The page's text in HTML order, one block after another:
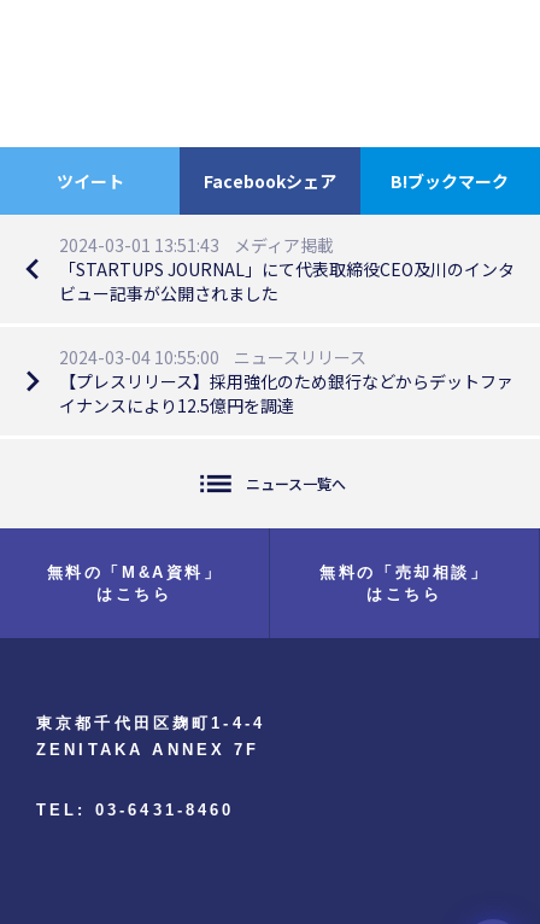
ツイート Facebookシェア B!ブックマーク
navigate_before
2024-03-01 13:51:43
メディア掲載
「STARTUPS JOURNAL」にて代表取締役CEO及川のインタ
ビュー記事が公開されました
list ニュース一覧へ
navigate_next
2024-03-04 10:55:00
ニュースリリース
【プレスリリース】採用強化のため銀行などからデットファ
イナンスにより12.5億円を調達
無料の「M&A資料」
はこちら
無料の「売却相談」
はこちら
東京都千代田区麹町1-4-4
ZENITAKA ANNEX 7F
TEL: 03-6431-8460